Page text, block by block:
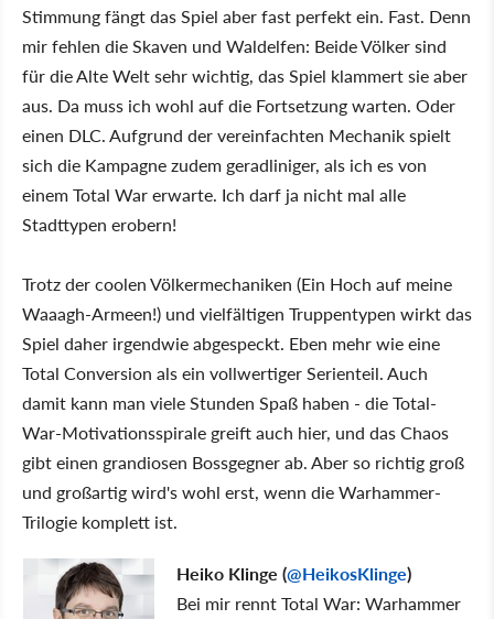
Stimmung fängt das Spiel aber fast perfekt ein. Fast. Denn
mir fehlen die Skaven und Waldelfen: Beide Völker sind
für die Alte Welt sehr wichtig, das Spiel klammert sie aber
aus. Da muss ich wohl auf die Fortsetzung warten. Oder
einen DLC. Aufgrund der vereinfachten Mechanik spielt
sich die Kampagne zudem geradliniger, als ich es von
einem Total War erwarte. Ich darf ja nicht mal alle
Stadttypen erobern!
Trotz der coolen Völkermechaniken (Ein Hoch auf meine
Waaagh-Armeen!) und vielfältigen Truppentypen wirkt das
Spiel daher irgendwie abgespeckt. Eben mehr wie eine
Total Conversion als ein vollwertiger Serienteil. Auch
damit kann man viele Stunden Spaß haben - die Total-
War-Motivationsspirale greift auch hier, und das Chaos
gibt einen grandiosen Bossgegner ab. Aber so richtig groß
und großartig wird's wohl erst, wenn die Warhammer-
Trilogie komplett ist.
Heiko Klinge (@HeikosKlinge)
Bei mir rennt Total War: Warhammer